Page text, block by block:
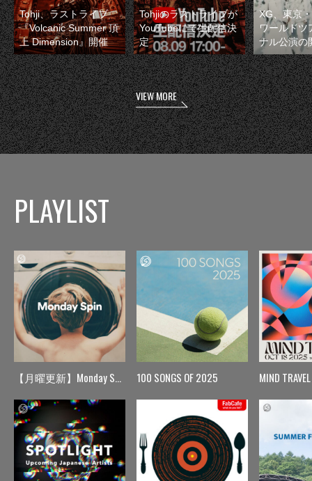
Tohji、ラストライブ
『Volcanic Summer 頂
上 Dimension』開催
Tohjiのラストライブが
YouTubeにて生配信決
定
XG、東京
ワールドツ
ナル公演の
VIEW MORE
PLAYLIST
【月曜更新】Monday Spin 100 SONGS OF 2025 MIND TRAVEL